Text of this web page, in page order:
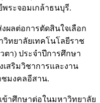
ระจอมเกล้าธนบุรี.
ผลต่อการตัดสินใจเลือก
ทยาลัยเทคโนโลยีราช
า) ประจำปีการศึกษา
เสริมวิชาการและงาน
ชมงคลอีสาน.
ข้าศึกษาต่อในมหาวิทยาลัย